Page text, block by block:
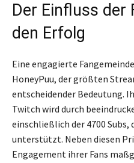
Der Einfluss der
den Erfolg
Eine engagierte
HoneyPuu, der größten
entscheidender Bedeutung.
Twitch wird durch
einschließlich der 4700 Subs,
unterstützt. Neben diesen
Engagement ihrer Fans